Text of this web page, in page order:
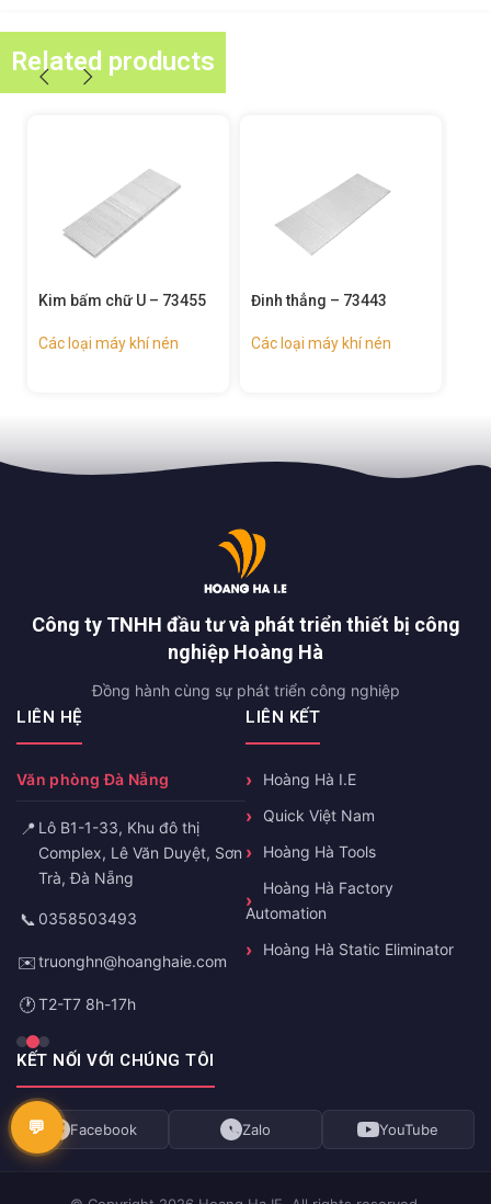
Related products
Đinh thẳng – 73443
Các loại máy khí nén
Súng bắn ghim hơi –
Công ty TNHH đầu tư và phát triển thiết bị công
nghiệp Hoàng Hà
Đồng hành cùng sự phát triển công nghiệp
LIÊN HỆ
Văn phòng Đà Nẵng
📍 Lô B1-1-33, Khu đô thị
Complex, Lê Văn Duyệt, Sơn
Trà, Đà Nẵng
📞 0358503493
✉️truonghn@hoanghaie.com
🕐T2-T7 8h-17h
LIÊN KẾT
Hoàng Hà I.E
Quick Việt Nam
Hoàng Hà Tools
Hoàng Hà Factory
Automation
Hoàng Hà Static Eliminator
KẾT NỐI VỚI CHÚNG TÔI
Facebook Zalo YouTube